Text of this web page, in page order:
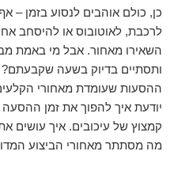
כן, כולם אוהבים לנסוע בזמן –
לרכבת, לאוטובוס או להיסחב
השאירו מאחור. אבל מי באמת
ותסתיים בדיוק בשעה
ההסעות שעומדת מאחורי
יודעת איך להפוך את זמן ההסעה
קמצוץ של עיכובים. איך עושים את
מה מסתתר מאחורי הביצוע